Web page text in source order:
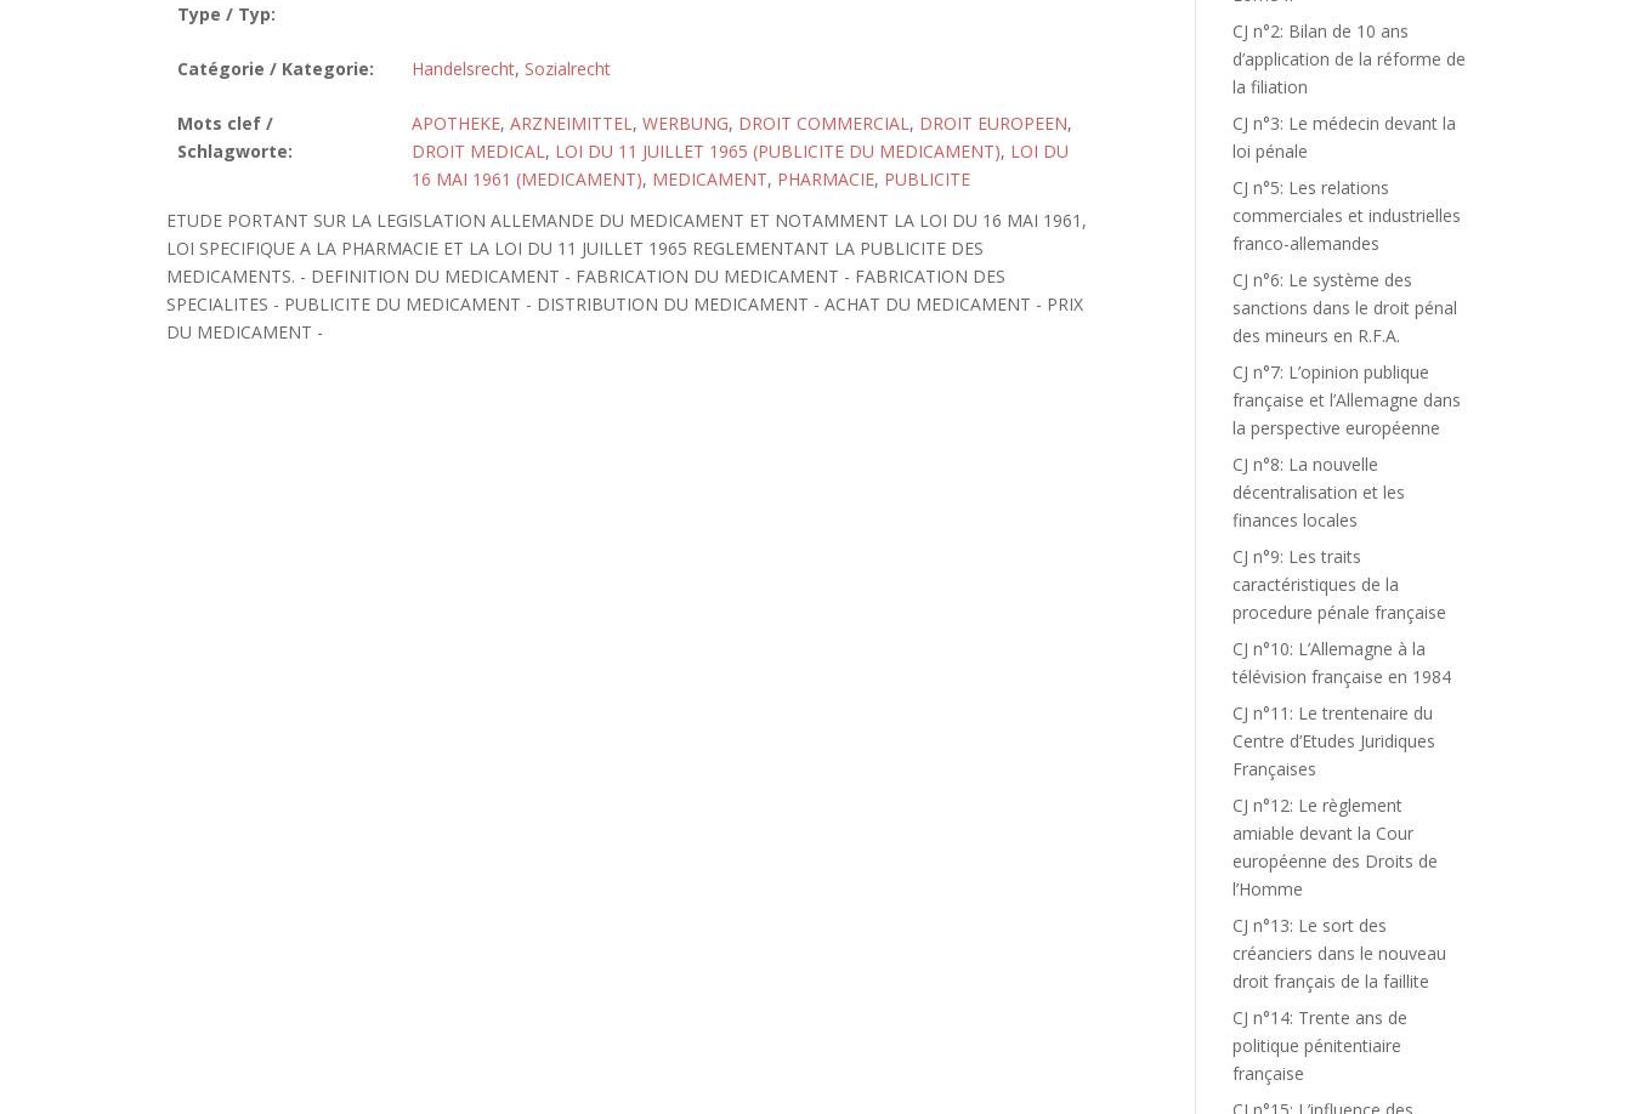
Type / Typ:
Catégorie / Kategorie: Handelsrecht, Sozialrecht
Mots clef /
Schlagworte:
APOTHEKE, ARZNEIMITTEL, WERBUNG, DROIT COMMERCIAL, DROIT EUROPEEN,
DROIT MEDICAL, LOI DU 11 JUILLET 1965 (PUBLICITE DU MEDICAMENT), LOI DU
16 MAI 1961 (MEDICAMENT), MEDICAMENT, PHARMACIE, PUBLICITE
ETUDE PORTANT SUR LA LEGISLATION ALLEMANDE DU MEDICAMENT ET NOTAMMENT LA LOI DU 16 MAI 1961,
LOI SPECIFIQUE A LA PHARMACIE ET LA LOI DU 11 JUILLET 1965 REGLEMENTANT LA PUBLICITE DES
MEDICAMENTS. - DEFINITION DU MEDICAMENT - FABRICATION DU MEDICAMENT - FABRICATION DES
SPECIALITES - PUBLICITE DU MEDICAMENT - DISTRIBUTION DU MEDICAMENT - ACHAT DU MEDICAMENT - PRIX
DU MEDICAMENT -
CJ n°2: Bilan de 10 ans
d’application de la réforme de
la filiation
CJ n°3: Le médecin devant la
loi pénale
CJ n°5: Les relations
commerciales et industrielles
franco-allemandes
CJ n°6: Le système des
sanctions dans le droit pénal
des mineurs en R.F.A.
CJ n°7: L’opinion publique
française et l’Allemagne dans
la perspective européenne
CJ n°8: La nouvelle
décentralisation et les
finances locales
CJ n°9: Les traits
caractéristiques de la
procedure pénale française
CJ n°10: L’Allemagne à la
télévision française en 1984
CJ n°11: Le trentenaire du
Centre d’Etudes Juridiques
Françaises
CJ n°12: Le règlement
amiable devant la Cour
européenne des Droits de
l’Homme
CJ n°13: Le sort des
créanciers dans le nouveau
droit français de la faillite
CJ n°14: Trente ans de
politique pénitentiaire
française